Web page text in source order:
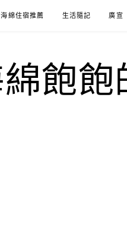
海綿住宿推薦 生活隨記 廣宣
飽飽